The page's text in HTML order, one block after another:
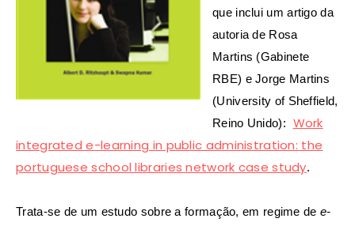
que inclui um artigo da
autoria de Rosa
Martins (Gabinete
RBE) e Jorge Martins
(University of Sheffield,
Reino Unido): Work
integrated e-learning in public administration: the
portuguese school libraries network case study.
Trata-se de um estudo sobre a formação,em regime de e-